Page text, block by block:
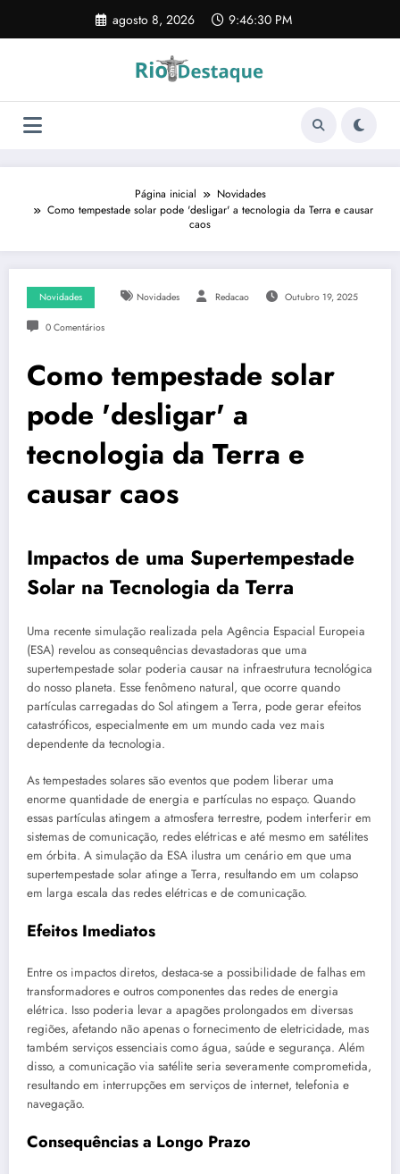
o
agosto 8, 2026 9:46:31 PM
Página inicial
Novidades
Como tempestade solar pode 'desligar' a tecnologia da Terra e causar
caos
Novidades Novidades Redacao Outubro 19, 2025
0 Comentários
Como tempestade solar
pode 'desligar' a
tecnologia da Terra e
causar caos
Impactos de uma Supertempestade
Solar na Tecnologia da Terra
Uma recente simulação realizada pela Agência Espacial Europeia
(ESA) revelou as consequências devastadoras que uma
supertempestade solar poderia causar na infraestrutura tecnológica
do nosso planeta. Esse fenômeno natural, que ocorre quando
partículas carregadas do Sol atingem a Terra, pode gerar efeitos
catastróficos, especialmente em um mundo cada vez mais
dependente da tecnologia.
As tempestades solares são eventos que podem liberar uma
enorme quantidade de energia e partículas no espaço. Quando
essas partículas atingem a atmosfera terrestre, podem interferir em
sistemas de comunicação, redes elétricas e até mesmo em satélites
em órbita. A simulação da ESA ilustra um cenário em que uma
supertempestade solar atinge a Terra, resultando em um colapso
em larga escala das redes elétricas e de comunicação.
Efeitos Imediatos
Entre os impactos diretos, destaca-se a possibilidade de falhas em
transformadores e outros componentes das redes de energia
elétrica. Isso poderia levar a apagões prolongados em diversas
regiões, afetando não apenas o fornecimento de eletricidade, mas
também serviços essenciais como água, saúde e segurança. Além
disso, a comunicação via satélite seria severamente comprometida,
resultando em interrupções em serviços de internet, telefonia e
navegação.
Consequências a Longo Prazo